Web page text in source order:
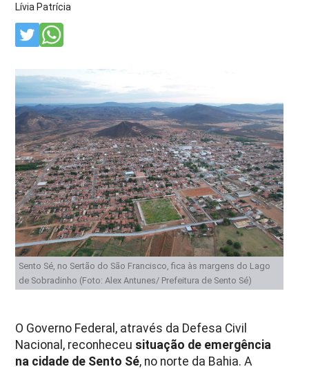
Lívia Patrícia
Sento Sé, no Sertão do São Francisco, fica às margens do Lago
de Sobradinho (Foto: Alex Antunes/ Prefeitura de Sento Sé)
O Governo Federal, através da Defesa Civil
Nacional, reconheceu situação de emergência
na cidade de Sento Sé, no norte da Bahia. A